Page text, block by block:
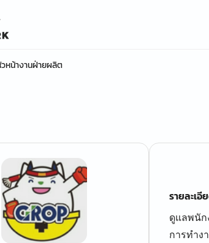
หน้างานฝ่ายผลิต
รายละเอี
ดูแลพนัก
การทำง